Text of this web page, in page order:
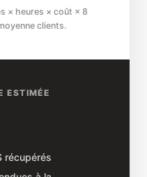
× heures × coût × 8
clients.
ESTIMÉE
récupérés